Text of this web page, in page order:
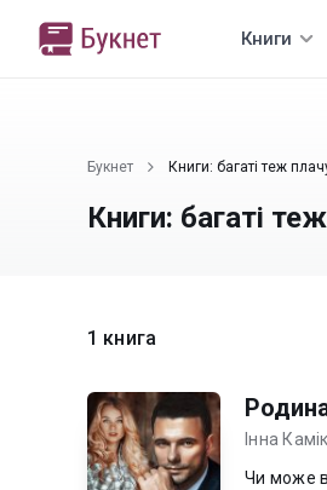
Книги
Букнет Книги: багаті теж
Книги: багаті
1 книга
Інна
Чи може